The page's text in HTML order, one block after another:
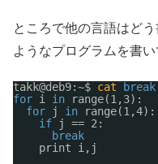
ところで他の言語はど
ようなプログラムを書い
takk@deb9:~$ cat break
for i in
range(1,3):
for
j in
range(1,4):
if
j == 2:
break
print i,j